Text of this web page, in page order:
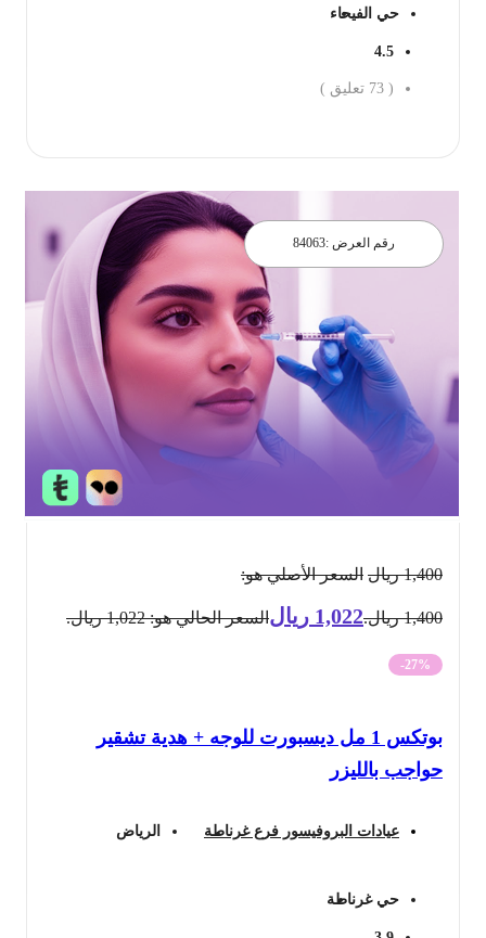
حي الفيحاء
4.5
73 تعليق )
رقم العرض : 84063
1,400 ريال السعر الأصلي هو:
1,400 ريال. 1,022 ريالالسعر الحالي هو: 1,022 ريال.
-27%
بوتكس 1 مل ديسبورت للوجه + هدية تشقير
حواجب بالليزر
عيادات البروفيسور فرع غرناطة الرياض
حي غرناطة